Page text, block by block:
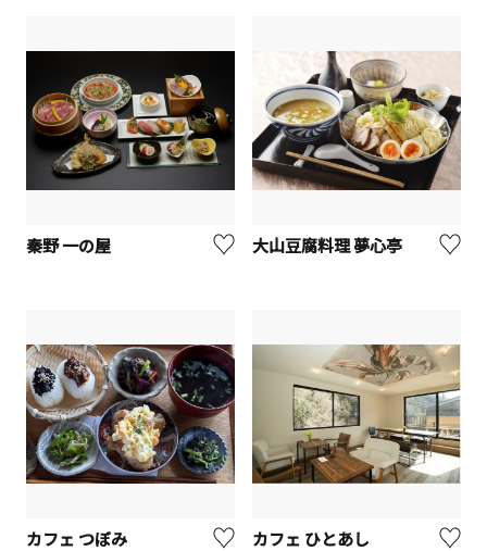
秦野 一の屋 大山豆腐料理 夢心亭
カフェ つぼみ カフェ ひとあし